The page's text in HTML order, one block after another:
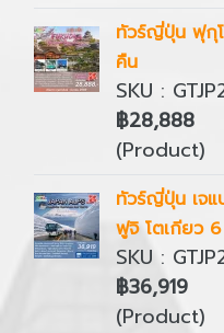
ทัวร์ญี่ปุ่น ฟุกุโ
คืน
SKU :
฿28,888
(Product)
ทัวร์ญี่ปุ่น เจแ
ฟูจิ โตเกียว
SKU :
฿36,919
(Product)